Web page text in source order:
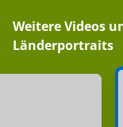
Weitere Videos
Länderportraits